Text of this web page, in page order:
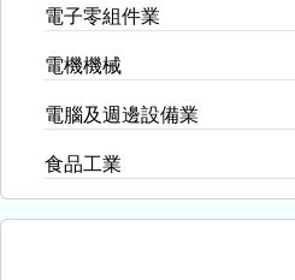
電子零組件業
電機機械
電腦及週邊設備業
食品工業